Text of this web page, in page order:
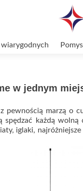
wiarygodnych
w jednym
pewnością marzą o
spędzać każdą
iglaki,